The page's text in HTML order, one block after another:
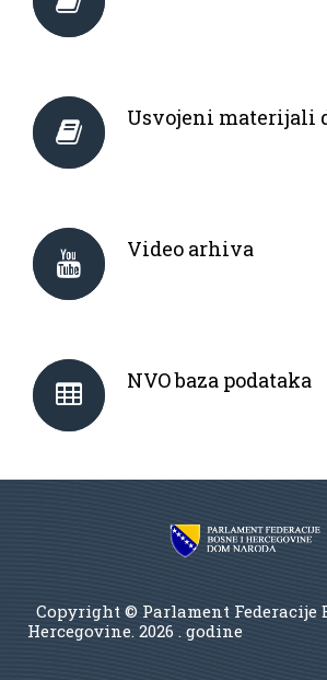
Usvojeni materijali
Video arhiva
NVO baza podataka
Copyright © Parlament Federacije
Hercegovine. 2026 . godine